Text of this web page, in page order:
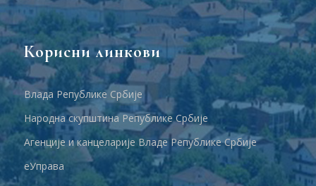
Корисни линкови
Влада Републике Србије
Народна скупштина Републике Србије
Агенције и канцеларије Владе Републике Србије
еУправа